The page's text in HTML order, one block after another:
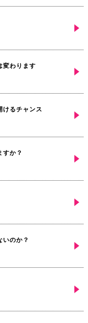
変わります
けるチャンス
すか？
いのか？